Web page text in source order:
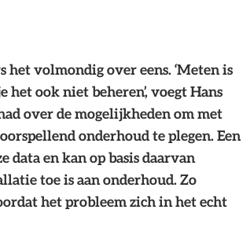
het volmondig over eens. ‘Meten is
het ook niet beheren’, voegt Hans
over de mogelijkheden om met
onderhoud te plegen. Een
data en kan op basis daarvan
toe is aan onderhoud. Zo
het probleem zich in het echt